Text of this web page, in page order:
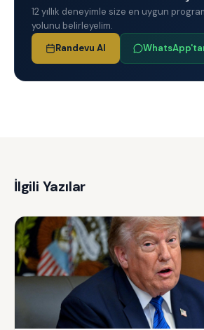
12 yıllık deneyimle size en uygun
yolunu belirleyelim.
Randevu Al
İlgili Yazılar